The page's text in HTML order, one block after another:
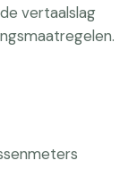
vertaalslag